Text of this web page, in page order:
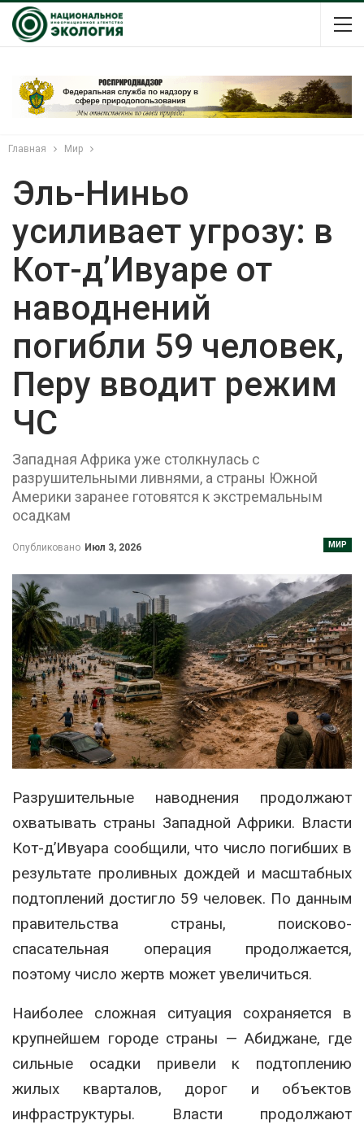
Главная Мир
Эль-Ниньо
усиливает угрозу: в
Кот-д’Ивуаре от
наводнений
погибли 59 человек,
Перу вводит режим
ЧС
Западная Африка уже столкнулась с
разрушительными ливнями, а страны Южной
Америки заранее готовятся к экстремальным
осадкам
МИР
Опубликовано Июл 3, 2026
Разрушительные наводнения продолжают
охватывать страны Западной Африки. Власти
Кот-д’Ивуара сообщили, что число погибших в
результате проливных дождей и масштабных
подтоплений достигло 59 человек. По данным
правительства страны, поисково-
спасательная операция продолжается,
поэтому число жертв может увеличиться.
Наиболее сложная ситуация сохраняется в
крупнейшем городе страны — Абиджане, где
сильные осадки привели к подтоплению
жилых кварталов, дорог и объектов
инфраструктуры. Власти продолжают